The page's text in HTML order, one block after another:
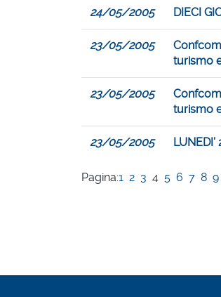
24/05/2005 DIECI
23/05/2005
turismo
23/05/2005
turismo
23/05/2005
Pagina:1 2 3 4 5 6 7 8 9